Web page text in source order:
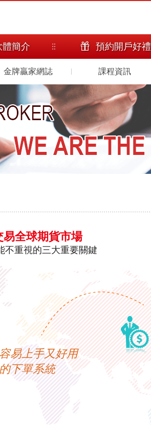
體簡介 預約開戶好禮
金牌贏家網誌 課程資訊
易全球期貨市場
不重視的三大重要關鍵
容易上手又好用
的下單系統